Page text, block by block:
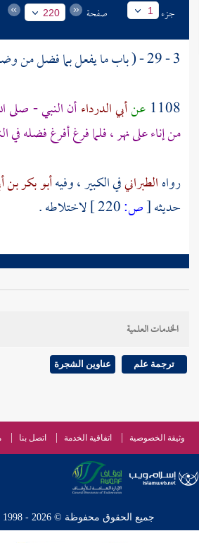
جزء 1 صفحة 220
3 - 29 - ( باب ما يفعل بما فضل من وضوئه ) .
1108 عنأبي الدرداءأن النبي - صلى
من إناء على نهر ، فلما فرغ أفرغ فضله في
رواهالطبرانيفي الكبير ، وفيهأبو بكر بن
حديثه[ص: لاختلاطه .
الخدمات العلمية
ترجمة علم عناوين الشجرة
وثيقة الخصوصية اتفاقية الخدمة اتصل بنا
جميع الحقوق محفوظة © 2026 - 1998 لشبكة إسلام ويب